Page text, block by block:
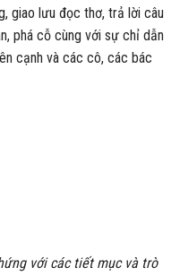
giao lưu đọc thơ, trả lời câu
phá cỗ cùng với sự chỉ dẫn
cạnh và các cô, các bác
với các tiết mục và trò